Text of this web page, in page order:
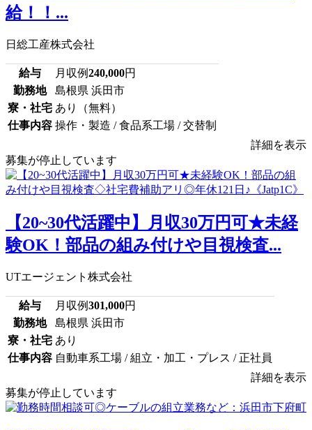
給！！...
日総工産株式会社
給与 月収例240,000円
勤務地
島根県 浜田市
寮・社宅 あり（無料）
仕事内容 操作・製造 / 食品系工場 / 交替制
詳細を表示
募集が停止しています
【20~30代活躍中】月収30万円可★未経
験OK！部品の組み付けや目視検査...
UTエージェント株式会社
給与 月収例301,000円
勤務地
島根県 浜田市
寮・社宅 あり
仕事内容 自動車系工場 / 組立・加工・プレス / 正社員
詳細を表示
募集が停止しています